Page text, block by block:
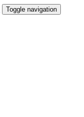
Toggle navigation